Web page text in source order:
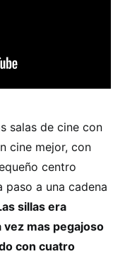
salas de cine con
cine mejor, con
centro
a una cadena
sillas era
vez mas pegajoso
con cuatro